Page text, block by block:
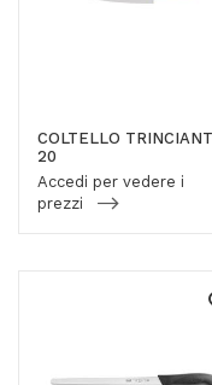
COLTELLO
20
Accedi per vedere i
prezzi